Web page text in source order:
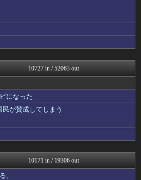
なんJ PRIDE
ウマ娘まとめ速報うまろぐ
オレ的ゲーム速報＠刃
ラーメン速報｜2chまとめ...
ヒーローNEWS
アルファルファモザイク＠ネ...
ゲーム実況者速報＠YouT...
ぐら速 -声優まとめ速報-
ファイターズ王国＠日ハムま...
妹はVIPPER
ああ言えばForYou
乃木通 乃木坂46櫻坂46...
10727 in / 52063 out
になった
が賛成してしまう
10171 in / 19306 out
。